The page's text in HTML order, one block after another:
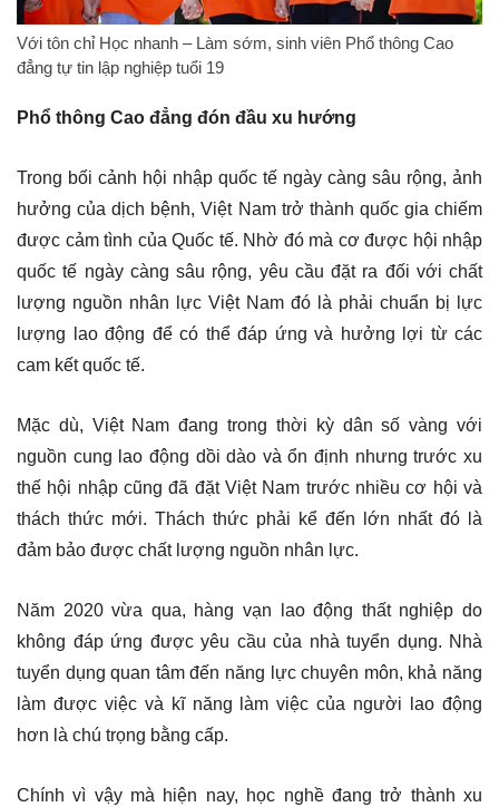
Với tôn chỉ Học nhanh – Làm sớm, sinh viên Phổ thông Cao
đẳng tự tin lập nghiệp tuổi 19
Phổ thông Cao đẳng đón đầu xu hướng
Trong bối cảnh hội nhập quốc tế ngày càng sâu rộng, ảnh
hưởng của dịch bệnh, Việt Nam trở thành quốc gia chiếm
được cảm tình của Quốc tế. Nhờ đó mà cơ được hội nhập
quốc tế ngày càng sâu rộng, yêu cầu đặt ra đối với chất
lượng nguồn nhân lực Việt Nam đó là phải chuẩn bị lực
lượng lao động để có thể đáp ứng và hưởng lợi từ các
cam kết quốc tế.
Mặc dù, Việt Nam đang trong thời kỳ dân số vàng với
nguồn cung lao động dồi dào và ổn định nhưng trước xu
thế hội nhập cũng đã đặt Việt Nam trước nhiều cơ hội và
thách thức mới. Thách thức phải kể đến lớn nhất đó là
đảm bảo được chất lượng nguồn nhân lực.
Năm 2020 vừa qua, hàng vạn lao động thất nghiệp do
không đáp ứng được yêu cầu của nhà tuyển dụng. Nhà
tuyển dụng quan tâm đến năng lực chuyên môn, khả năng
làm được việc và kĩ năng làm việc của người lao động
hơn là chú trọng bằng cấp.
Chính vì vậy mà hiện nay, học nghề đang trở thành xu